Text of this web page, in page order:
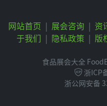
网站首页 | 展会咨询 | 资
于我们 | 隐私政策 | 版
食品展会大全
浙ICP
浙公网安备